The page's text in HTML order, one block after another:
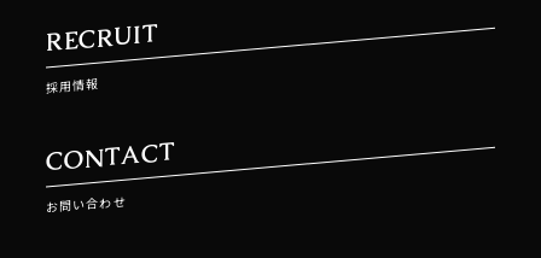
RECRUIT
採用情報
CONTACT
お問い合わせ